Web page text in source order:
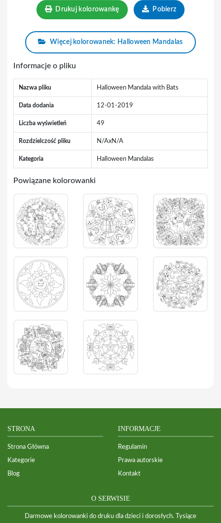
Drukuj kolorowankę Pobierz
Więcej kolorowanek: Halloween Mandalas
Informacje o pliku
Nazwa pliku Halloween Mandala with Bats
Data dodania 12-01-2019
Liczba wyświetleń 49
Rozdzielczość pliku N/AxN/A
Kategoria Halloween Mandalas
Powiązane kolorowanki
STRONA
Strona Główna
Kategorie
Blog
INFORMACJE
Regulamin
Prawa autorskie
Kontakt
O SERWISIE
Darmowe kolorowanki do druku dla dzieci i dorosłych. Tysiące